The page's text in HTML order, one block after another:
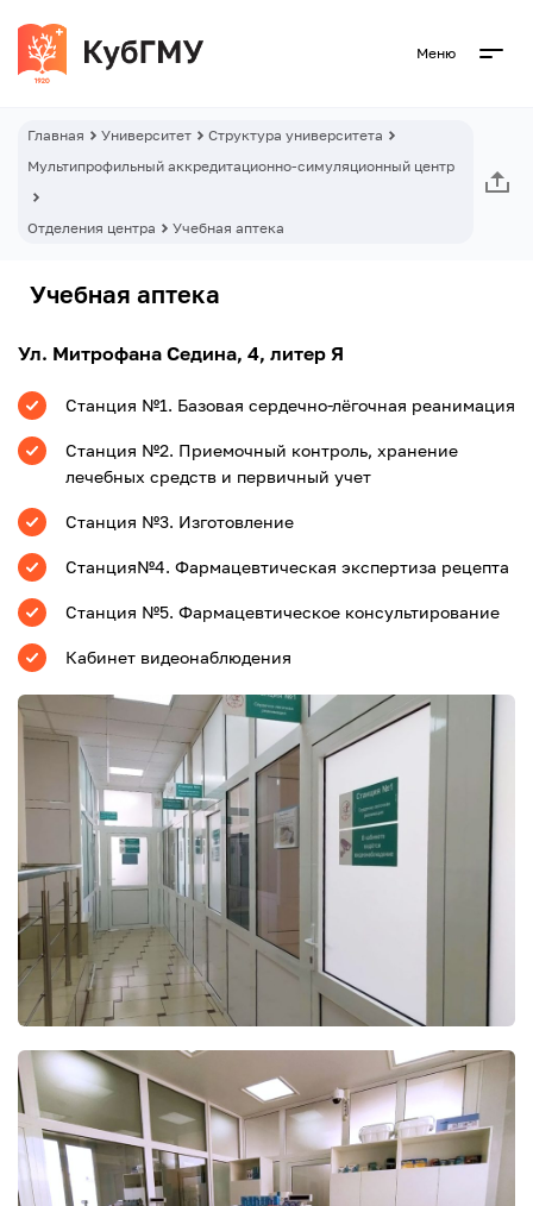
Меню
Главная Университет
Структура университета
Мультипрофильный аккредитационно-симуляционный центр
Отделения центра Учебная аптека
Учебная аптека
Ул. Митрофана Седина, 4, литер Я
Станция №1. Базовая сердечно-лёгочная реанимация
Станция №2. Приемочный контроль, хранение
лечебных средств и первичный учет
Станция №3. Изготовление
Станция№4. Фармацевтическая экспертиза рецепта
Станция №5. Фармацевтическое консультирование
Кабинет видеонаблюдения